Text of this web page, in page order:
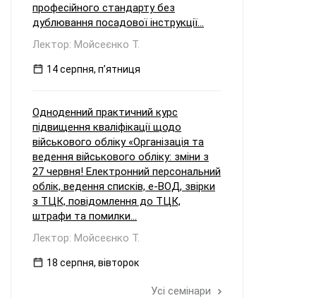
професійного стандарту без
дублювання посадової інструкції...
Лектор: Мойсеєнко Т.
14 серпня, пʼятниця
Одноденний практичний курс
підвищення кваліфікації щодо
військового обліку «Організація та
ведення військового обліку: зміни з
27 червня! Електронний персональний
облік, ведення списків, е-ВОД, звірки
з ТЦК, повідомлення до ТЦК,
штрафи та помилки...
Лектор: Мойсеєнко Т.
18 серпня, вівторок
Усі семінари